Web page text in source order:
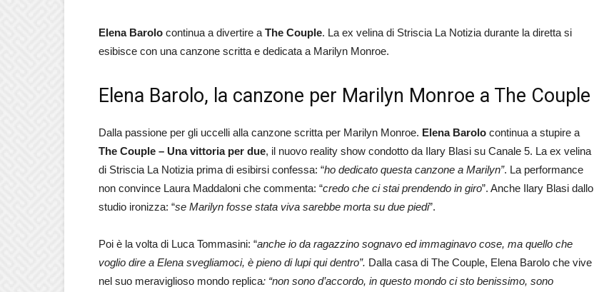
Elena Barolo continua a divertire a The Couple. La ex velina di Striscia La Notizia durante la diretta si
esibisce con una canzone scritta e dedicata a Marilyn Monroe.
Elena Barolo, la canzone per Marilyn Monroe a The Couple
Dalla passione per gli uccelli alla canzone scritta per Marilyn Monroe. Elena Barolo continua a stupire a
The Couple – Una vittoria per due, il nuovo reality show condotto da Ilary Blasi su Canale 5. La ex velina
di Striscia La Notizia prima di esibirsi confessa: “ho dedicato questa canzone a Marilyn”. La performance
non convince Laura Maddaloni che commenta: “credo che ci stai prendendo in giro”. Anche Ilary Blasi dallo
studio ironizza: “se Marilyn fosse stata viva sarebbe morta su due piedi”.
Poi è la volta di Luca Tommasini: “anche io da ragazzino sognavo ed immaginavo cose, ma quello che
voglio dire a Elena svegliamoci, è pieno di lupi qui dentro”. Dalla casa di The Couple, Elena Barolo che vive
nel suo meraviglioso mondo replica: “non sono d’accordo, in questo mondo ci sto benissimo, sono